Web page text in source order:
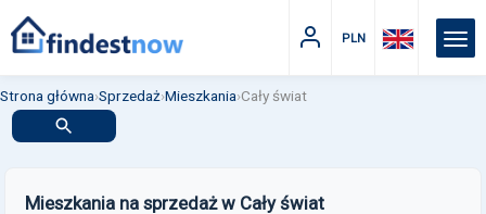
PLN
Strona główna›Sprzedaż›Mieszkania›Cały świat
Mieszkania na sprzedaż w Cały świat